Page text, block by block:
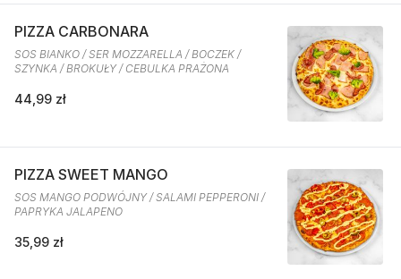
PIZZA CARBONARA
SOS BIANKO / SER MOZZARELLA / BOCZEK /
SZYNKA / BROKUŁY / CEBULKA PRAŻONA
44,99 zł
PIZZA SWEET MANGO
SOS MANGO PODWÓJNY / SALAMI PEPPERONI /
PAPRYKA JALAPENO
35,99 zł